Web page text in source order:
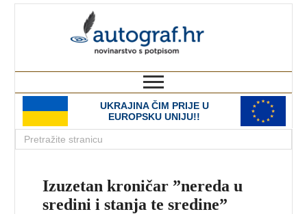
UKRAJINA ČIM PRIJE U
EUROPSKU UNIJU!!
Izuzetan kroničar ”nereda u
sredini i stanja te sredine”